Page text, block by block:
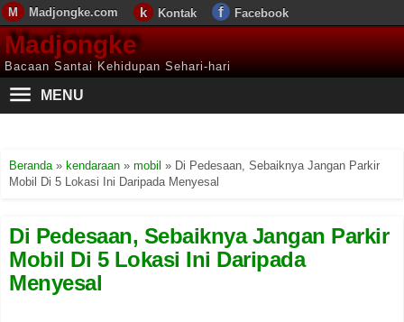
Madjongke.com Kontak Facebook
Madjongke
Bacaan Santai Kehidupan Sehari-hari
MENU
Beranda» kendaraan » mobil » Di Pedesaan, Sebaiknya Jangan Parkir
Mobil Di 5 Lokasi Ini Daripada Menyesal
Di Pedesaan, Sebaiknya Jangan Parkir
Mobil Di 5 Lokasi Ini Daripada
Menyesal